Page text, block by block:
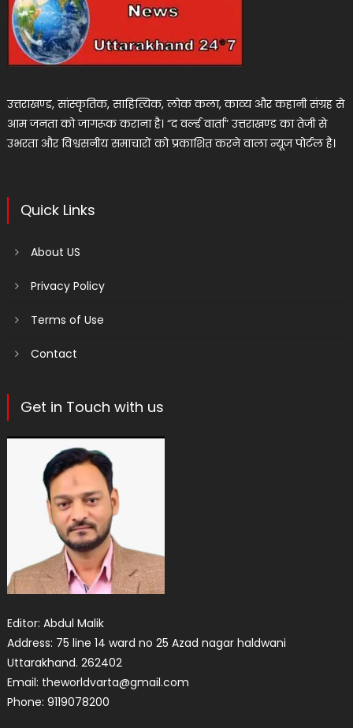
उत्तराखण्ड, सांस्कृतिक, साहित्यिक, लोक कला, काव्य और कहानी संग्रह से
आम जनता को जागरूक कराना है। “द वर्ल्ड वार्ता” उत्तराखण्ड का तेजी से
उभरता और विश्वसनीय समाचारों को प्रकाशित करने वाला न्यूज पोर्टल है।
Quick Links
About US
Privacy Policy
Terms of Use
Contact
Get in Touch with us
Editor: Abdul Malik
Address: 75 line 14 ward no 25 Azad nagar haldwani
Uttarakhand. 262402
Email: theworldvarta@gmail.com
Phone: 9119078200